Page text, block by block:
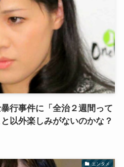
行事件に「全治２週間って
以外楽しみがないのかな？
エンタメ